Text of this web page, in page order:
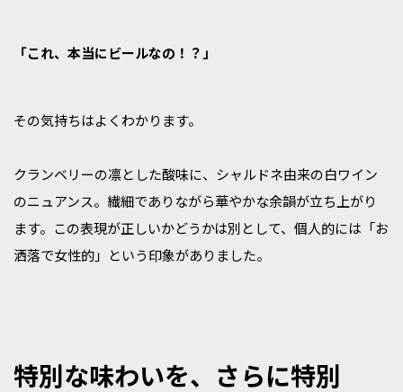
「これ、本当にビールなの！？」
その気持ちはよくわかります。
クランベリーの凛とした酸味に、シャルドネ由来の白ワイン
のニュアンス。繊細でありながら華やかな余韻が立ち上がり
ます。この表現が正しいかどうかは別として、個人的には「お
洒落で女性的」という印象がありました。
特別な味わいを、さらに特別